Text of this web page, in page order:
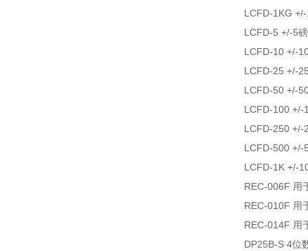
LCFD-1KG
LCFD-5 +/-5
LCFD-10 +/-
LCFD-25 +/-
LCFD-50 +/-
LCFD-100 +/-
LCFD-250 +/-
LCFD-500 +/-
LCFD-1K +/-
REC-006F 用
REC-010F 用
REC-014F 用
DP25B-S 4位